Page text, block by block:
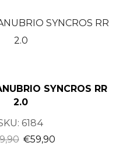
SYNCROS RR
2.0
6184
€59,90